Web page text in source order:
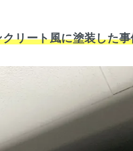
リート風に塗装した事